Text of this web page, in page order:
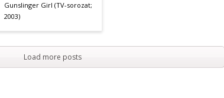
Gunslinger Girl (TV-sorozat;
2003)
Load more posts